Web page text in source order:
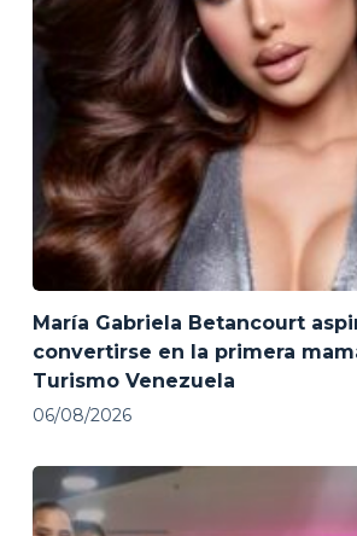
María Gabriela Betancourt
convertirse en la primera
Turismo Venezuela
06/08/2026